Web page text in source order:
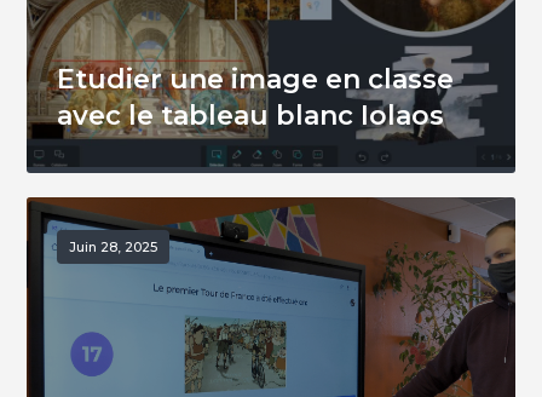
Etudier une image en classe
avec le tableau blanc Iolaos
Juin 28, 2025